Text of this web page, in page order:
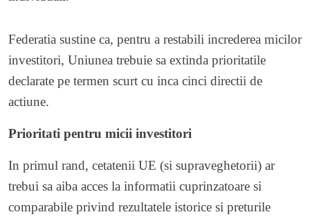
Federatia sustine ca, pentru a restabili increderea micilor
investitori, Uniunea trebuie sa extinda prioritatile
declarate pe termen scurt cu inca cinci directii de
actiune.
Prioritati pentru micii investitori
In primul rand, cetatenii UE (si supraveghetorii) ar
trebui sa aiba acces la informatii cuprinzatoare si
comparabile privind rezultatele istorice si preturile